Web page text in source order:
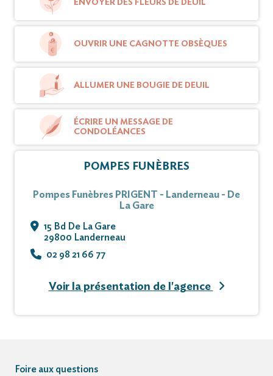
ENVOYER DES FLEURS DE DEUIL
OUVRIR UNE CAGNOTTE OBSÈQUES
ALLUMER UNE BOUGIE DE DEUIL
ÉCRIRE UN MESSAGE DE
CONDOLÉANCES
POMPES FUNÈBRES
Pompes Funèbres PRIGENT - Landerneau - De
La Gare
15 Bd De La Gare
29800 Landerneau
02 98 21 66 77
Voir la présentation de l'agence
Foire aux questions